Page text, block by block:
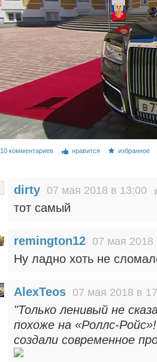
10 комментариев нравится избранное
dirty 07 мая 2018 в 13:00
тот самый
remington12 07 мая 2018
Ну ладно хоть не
AlexTeos 07 мая 2018 в
"Только ленивый не
похоже на «Роллс-
создали современное